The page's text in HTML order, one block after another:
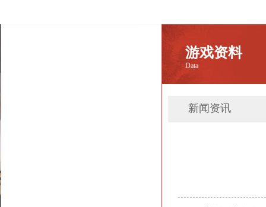
游戏资料
Data
新闻资讯